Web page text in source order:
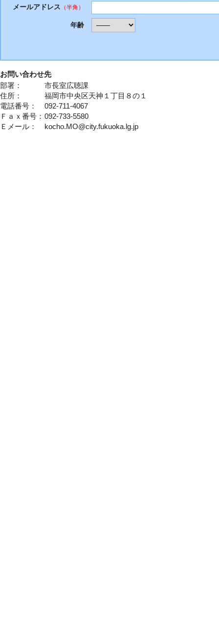
メールアドレス （半角）
年齢
お問い合わせ先
部署：
市長室広聴課
住所：
福岡市中央区天神１丁目８の１
電話番号：
092-711-4067
Ｆａｘ番号： 092-733-5580
Ｅメール：
kocho.MO@city.fukuoka.lg.jp